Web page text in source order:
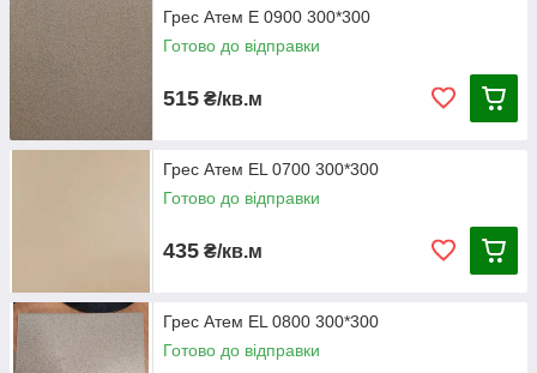
Грес Атем E 0900 300*300
Готово до відправки
515 ₴/кв.м
Грес Атем EL 0700 300*300
Готово до відправки
435 ₴/кв.м
Грес Атем EL 0800 300*300
Готово до відправки